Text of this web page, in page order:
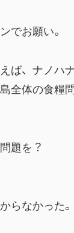
でお願い。
ば、ナノハ
全体の食糧
題を？
らなかった